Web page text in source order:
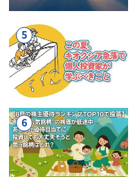
5
6